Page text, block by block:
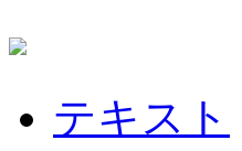
テキスト